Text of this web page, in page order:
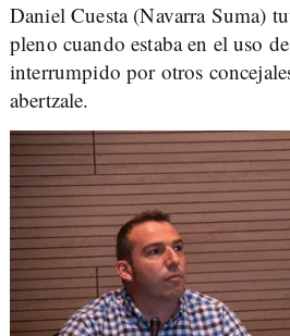
Daniel Cuesta (Navarra Suma)
pleno cuando estaba en el uso
interrumpido por otros
abertzale.